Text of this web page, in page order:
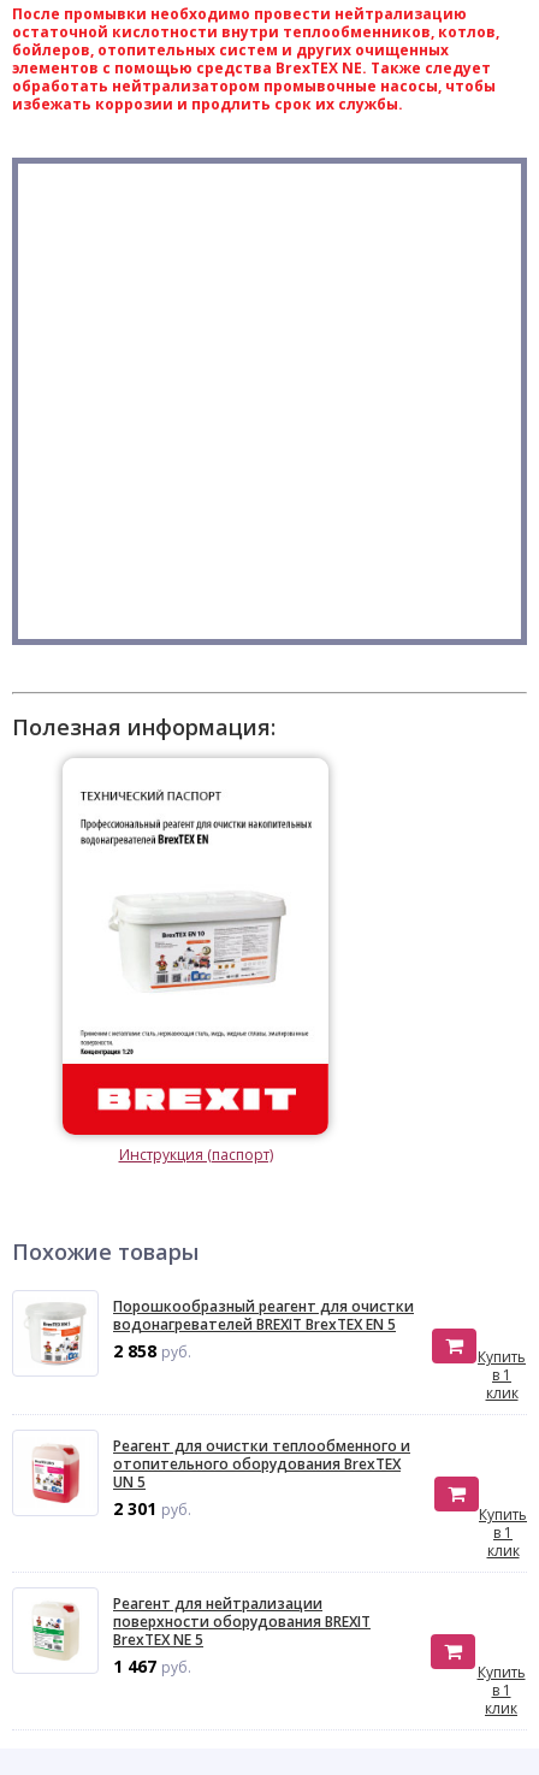
После промывки необходимо провести нейтрализацию
остаточной кислотности внутри теплообменников, котлов,
бойлеров, отопительных систем и других очищенных
элементов с помощью средства BrexTEX NE. Также следует
обработать нейтрализатором промывочные насосы, чтобы
избежать коррозии и продлить срок их службы.
Полезная информация:
Инструкция (паспорт)
Похожие товары
Порошкообразный реагент для очистки
водонагревателей BREXIT BrexTEX EN 5
2 858 руб.
Купить
в 1
клик
Реагент для очистки теплообменного и
отопительного оборудования BrexTEX
UN 5
2 301 руб.
Купить
в 1
клик
Реагент для нейтрализации
поверхности оборудования BREXIT
BrexTEX NE 5
1 467 руб.
Купить
в 1
клик